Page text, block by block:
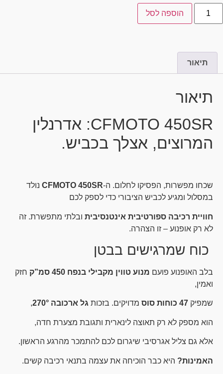
הוספה לסל
תיאור
תיאור
CFMOTO 450SR: אדרנלין
המרוצים, אצלך בכביש.
שכחו מפשרות, הפסיקו לחלום. ה-CFMOTO 450SR נולד
במסלול ומגיע לכביש הציבורי כדי לספק לכם
חוויית רכיבה ספורטיבית אינטנסיבית ובלתי מתפשרת. זה
לא רק אופנוע – זו הצהרה.
כוח שמרגישים בבטן
בלב האופנוע פועם מנוע טווין מקבילי בנפח 450 סמ”ק
חזק
ואמין,
שמפיק 47 כוחות סוס מדויקים. בזכות גל ארכובה 270° ,
הוא מספק לא רק תאוצה לינארית ותגובת מצערת חדה,
אלא גם צליל אגרסיבי שיגרום לכם להתמכר מהרגע הראשון.
האמינות? היא כבר הוכיחה את עצמה בתנאי רכיבה קשים.